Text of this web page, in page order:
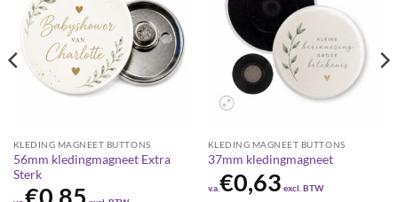
KLEDING MAGNEET BUTTONS
56mm kledingmagneet Extra
Sterk
KLEDING MAGNEET BUTTONS
37mm kledingmagneet
v.a.€0,63 excl. BTW